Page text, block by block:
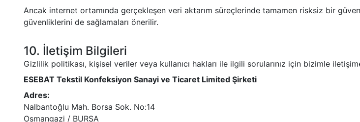
Ancak internet ortamında gerçekleşen veri aktarım süreçlerinde tamamen risksiz bir
güvenliklerini de sağlamaları önerilir.
10. İletişim Bilgileri
Gizlilik politikası, kişisel veriler veya kullanıcı hakları ile ilgili sorularınız için bizimle
ESEBAT Tekstil Konfeksiyon Sanayi ve Ticaret Limited Şirketi
Adres:
Nalbantoğlu Mah. Borsa Sok. No:14
Osmangazi / BURSA